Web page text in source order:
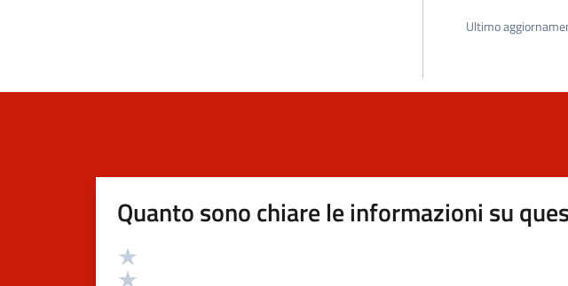
Ultimo
Quanto sono chiare le informazioni su
Valutazione